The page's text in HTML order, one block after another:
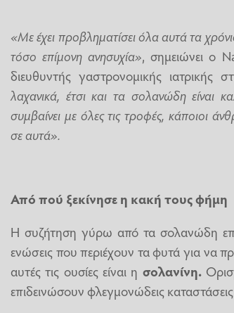
«Με έχει προβληματίσει όλα αυτά τα
τόσο επίμονη ανησυχία», σημειώνει ο
διευθυντής γαστρονομικής ιατρικής
λαχανικά, έτσι και τα σολανώδη είναι
συμβαίνει με όλες τις τροφές, κάποιοι
σε αυτά».
Από πού ξεκίνησε η κακή τους φήμη
Η συζήτηση γύρω από τα σολανώδη
ενώσεις που περιέχουν τα φυτά για να
αυτές τις ουσίες είναι η σολανίνη.
επιδεινώσουν φλεγμονώδεις